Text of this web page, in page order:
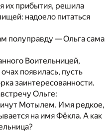
их прибытия, решила
надоело питаться
полуправду — Ольга сама
Воительницей,
появилась, пусть
заинтересованности.
Ольге:
Мотылем. Имя редкое,
на имя Фёкла. А как